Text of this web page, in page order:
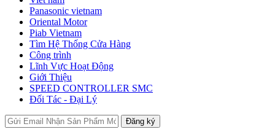
Panasonic vietnam
Oriental Motor
Piab Vietnam
Tìm Hệ Thống Cửa Hàng
Công trình
Lĩnh Vực Hoạt Động
Giới Thiệu
SPEED CONTROLLER SMC
Đối Tác - Đại Lý